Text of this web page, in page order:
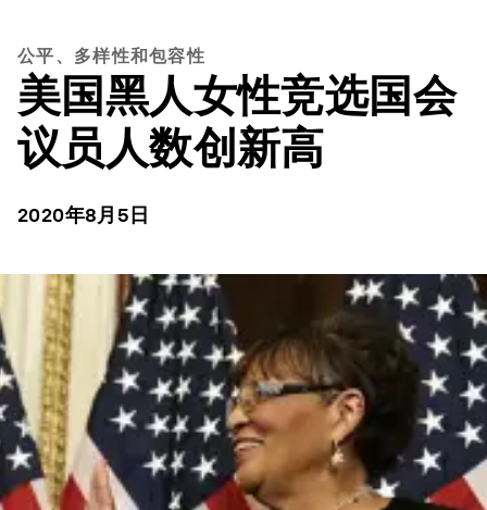
公平、多样性和包容性
美国黑人女性竞选国会
议员人数创新高
2020年8月5日